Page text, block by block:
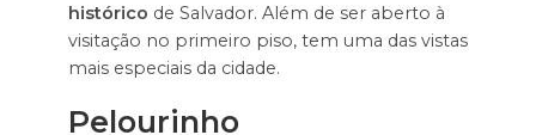
histórico de Salvador. Além de ser aberto à
visitação no primeiro piso, tem uma das vistas
mais especiais da cidade.
Pelourinho